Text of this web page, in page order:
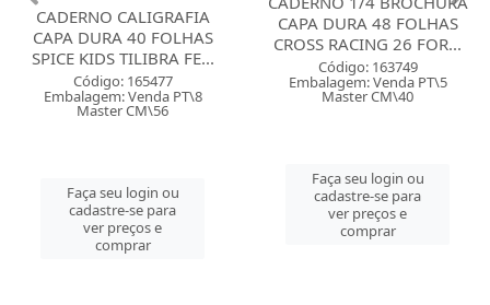
CADERNO CALIGRAFIA
CAPA DURA 40 FOLHAS
SPICE KIDS TILIBRA FE...
Código: 165477
Embalagem: Venda PT\8
Master CM\56
Faça seu login ou
cadastre-se para
ver preços e
comprar
CAPA DURA 48 FOLHAS
CROSS RACING 26 FOR...
Código: 163749
Embalagem: Venda PT\5
Master CM\40
Faça seu login ou
cadastre-se para
ver preços e
comprar